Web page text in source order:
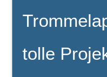
tolle